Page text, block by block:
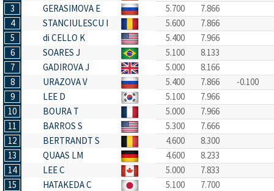
3
GERASIMOVA E 5.700
7.866
4
STANCIULESCU I 5.600
7.866
5
di CELLO K 5.400
7.966
6
SOARES J 5.100
8.133
7
GADIROVA J 5.000
8.166
8
URAZOVA V 5.400 7.866
-0.100
9
LEE D 5.100
7.966
10
BOURA T 5.000
7.966
11
BARROS S 5.300
7.666
12
BERTRANDT S 4.600
8.300
13
QUAAS LM 4.600
8.233
14
LEE C 5.000
7.833
15
HATAKEDA C 5.100
7.700